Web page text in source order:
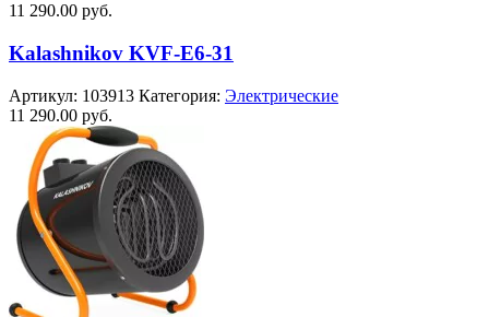
11 290.00 руб.
Kalashnikov KVF-E6-31
Артикул: 103913 Категория: Электрические
11 290.00 руб.